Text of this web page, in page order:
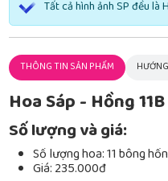
Tất cả hình ảnh SP đều là
THÔNG TIN SẢN PHẨM
Hoa Sáp - Hồng 11B
Số lượng và giá:
Số lượng hoa: 11 bông
Giá: 235.000đ